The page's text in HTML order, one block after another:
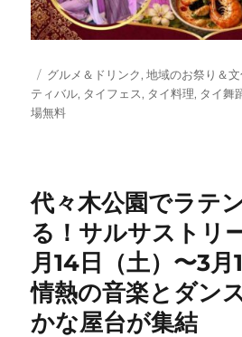
投
稿
日:
カ
テ
ゴ
グルメ＆ドリンク,地域のお祭り＆
ティバル, タイフェス, タイ料理, タイ舞
場無料
代々木公園でラテ
る！サルサストリ
月14日（土）〜3月
情熱の音楽とダン
かな屋台が集結